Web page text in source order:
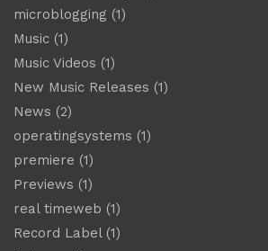
microblogging (1)
Music (1)
Music Videos (1)
New Music Releases (1)
News (2)
operatingsystems (1)
premiere (1)
Previews (1)
real timeweb (1)
Record Label(1)